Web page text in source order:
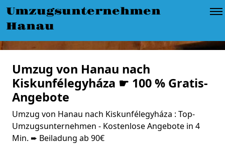
Umzugsunternehmen
Hanau
Umzug von Hanau nach
Kiskunfélegyháza ☛ 100 % Gratis-
Angebote
Umzug von Hanau nach Kiskunfélegyháza : Top-
Umzugsunternehmen - Kostenlose Angebote in 4
Min. ➨ Beiladung ab 90€